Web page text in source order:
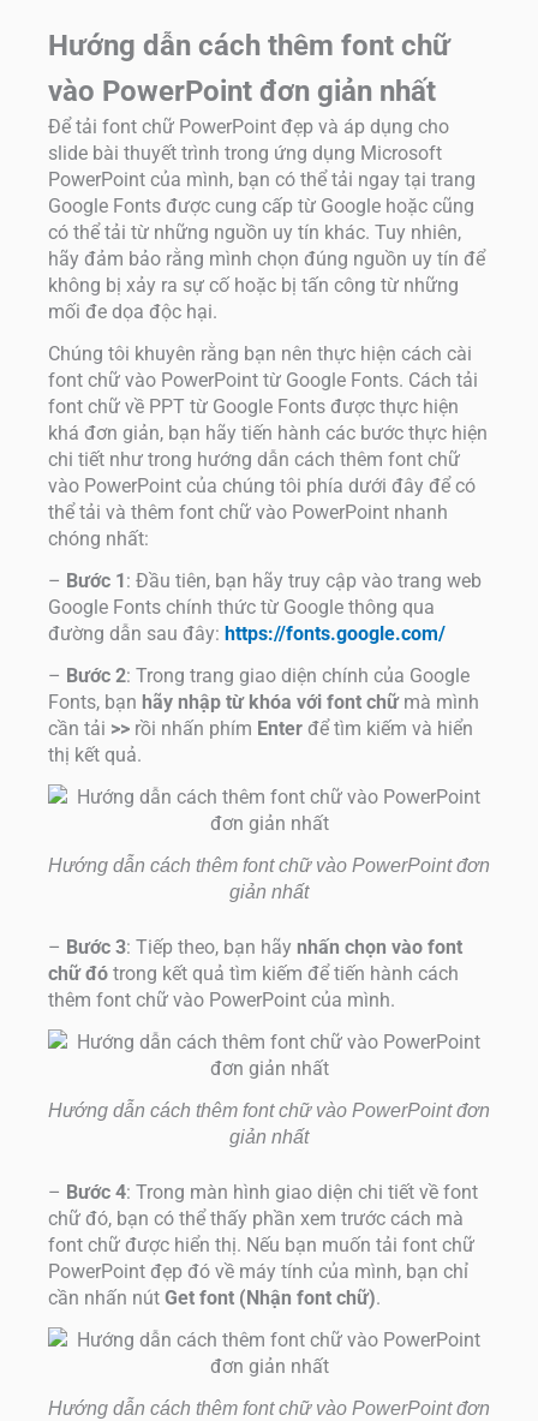
Hướng dẫn cách thêm font chữ
vào PowerPoint đơn giản nhất
Để tải font chữ PowerPoint đẹp và áp dụng cho
slide bài thuyết trình trong ứng dụng Microsoft
PowerPoint của mình, bạn có thể tải ngay tại trang
Google Fonts được cung cấp từ Google hoặc cũng
có thể tải từ những nguồn uy tín khác. Tuy nhiên,
hãy đảm bảo rằng mình chọn đúng nguồn uy tín để
không bị xảy ra sự cố hoặc bị tấn công từ những
mối đe dọa độc hại.
Chúng tôi khuyên rằng bạn nên thực hiện cách cài
font chữ vào PowerPoint từ Google Fonts. Cách tải
font chữ về PPT từ Google Fonts được thực hiện
khá đơn giản, bạn hãy tiến hành các bước thực hiện
chi tiết như trong hướng dẫn cách thêm font chữ
vào PowerPoint của chúng tôi phía dưới đây để có
thể tải và thêm font chữ vào PowerPoint nhanh
chóng nhất:
– Bước 1: Đầu tiên, bạn hãy truy cập vào trang web
Google Fonts chính thức từ Google thông qua
đường dẫn sau đây: https://fonts.google.com/
– Bước 2: Trong trang giao diện chính của Google
Fonts, bạn hãy nhập từ khóa với font chữmà mình
cần tải >> rồi nhấn phím Enter để tìm kiếm và hiển
thị kết quả.
Hướng dẫn cách thêm font chữ vào PowerPoint đơn
giản nhất
– Bước 3: Tiếp theo, bạn hãy nhấn chọn vào font
chữ đó trong kết quả tìm kiếm để tiến hành cách
thêm font chữ vào PowerPoint của mình.
Hướng dẫn cách thêm font chữ vào PowerPoint đơn
giản nhất
– Bước 4: Trong màn hình giao diện chi tiết về font
chữ đó, bạn có thể thấy phần xem trước cách mà
font chữ được hiển thị. Nếu bạn muốn tải font chữ
PowerPoint đẹp đó về máy tính của mình, bạn chỉ
cần nhấn nút Get font (Nhận font chữ).
Hướng dẫn cách thêm font chữ vào PowerPoint đơn